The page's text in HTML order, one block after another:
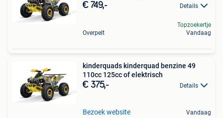
€ 749,- Details
Overpelt
Topzoekertje
Vandaag
kinderquads kinderquad benzine 49
110cc 125cc of elektrisch
€ 375,- Details
Bezoek website Vandaag